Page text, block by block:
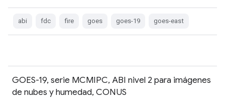
abi fdc fire goes goes-19 goes-east
GOES-19, serie MCMIPC, ABI nivel 2 para imágenes
de nubes y humedad, CONUS